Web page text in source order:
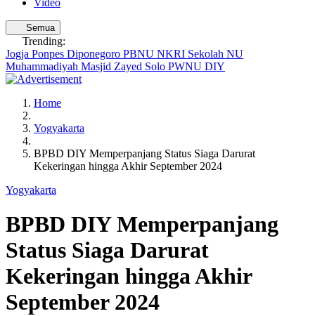
Video
Semua
Trending:
Jogja Ponpes Diponegoro PBNU NKRI Sekolah NU
Muhammadiyah Masjid Zayed Solo PWNU DIY
Home
Yogyakarta
BPBD DIY Memperpanjang Status Siaga Darurat
Kekeringan hingga Akhir September 2024
Yogyakarta
BPBD DIY Memperpanjang
Status Siaga Darurat
Kekeringan hingga Akhir
September 2024